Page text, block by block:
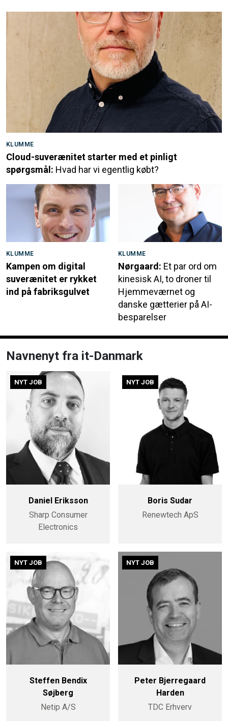
KLUMME
Cloud-suverænitet starter med et pinligt
spørgsmål: Hvad har vi egentlig købt?
KLUMME
Kampen om digital
suverænitet er rykket
ind på fabriksgulvet
KLUMME
Nørgaard: Et par ord om
kinesisk AI, to droner til
Hjemmeværnet og
danske gætterier på AI-
besparelser
Navnenyt fra it-Danmark
NYT JOB
Daniel Eriksson
Sharp Consumer
Electronics
NYT JOB
Boris Sudar
Renewtech ApS
NYT JOB
Steffen Bendix
Søjberg
Netip A/S
NYT JOB
Peter Bjerregaard
Harden
TDC Erhverv